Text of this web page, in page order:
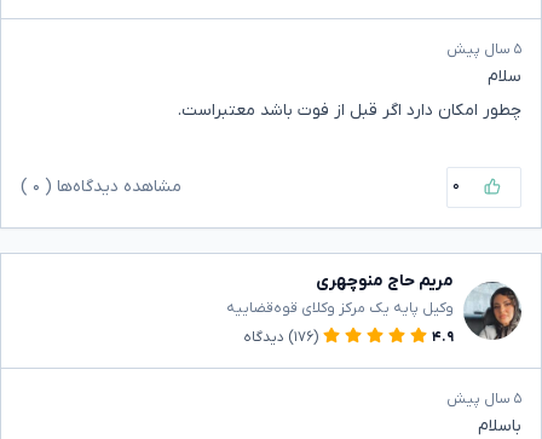
۵ سال پیش
سلام
چطور امکان دارد اگر قبل از فوت باشد معتبراست.
۰ مشاهده دیدگاه‌ها ( ۰
مریم حاج منوچهری
وکیل پایه یک مرکز وکلای قوه‌قضاییه
۴.۹
(۱۷۶) دیدگاه
۵ سال پیش
باسلام